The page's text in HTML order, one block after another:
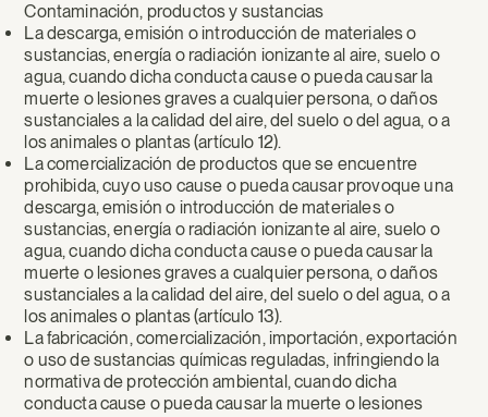
Contaminación, productos y sustancias
La descarga, emisión o introducción de materiales o
sustancias, energía o radiación ionizante al aire, suelo o
agua, cuando dicha conducta cause o pueda causar la
muerte o lesiones graves a cualquier persona, o daños
sustanciales a la calidad del aire, del suelo o del agua, o a
los animales o plantas (artículo 12).
La comercialización de productos que se encuentre
prohibida, cuyo uso cause o pueda causar provoque una
descarga, emisión o introducción de materiales o
sustancias, energía o radiación ionizante al aire, suelo o
agua, cuando dicha conducta cause o pueda causar la
muerte o lesiones graves a cualquier persona, o daños
sustanciales a la calidad del aire, del suelo o del agua, o a
los animales o plantas (artículo 13).
La fabricación, comercialización, importación, exportación
o uso de sustancias químicas reguladas, infringiendo la
normativa de protección ambiental, cuando dicha
conducta cause o pueda causar la muerte o lesiones